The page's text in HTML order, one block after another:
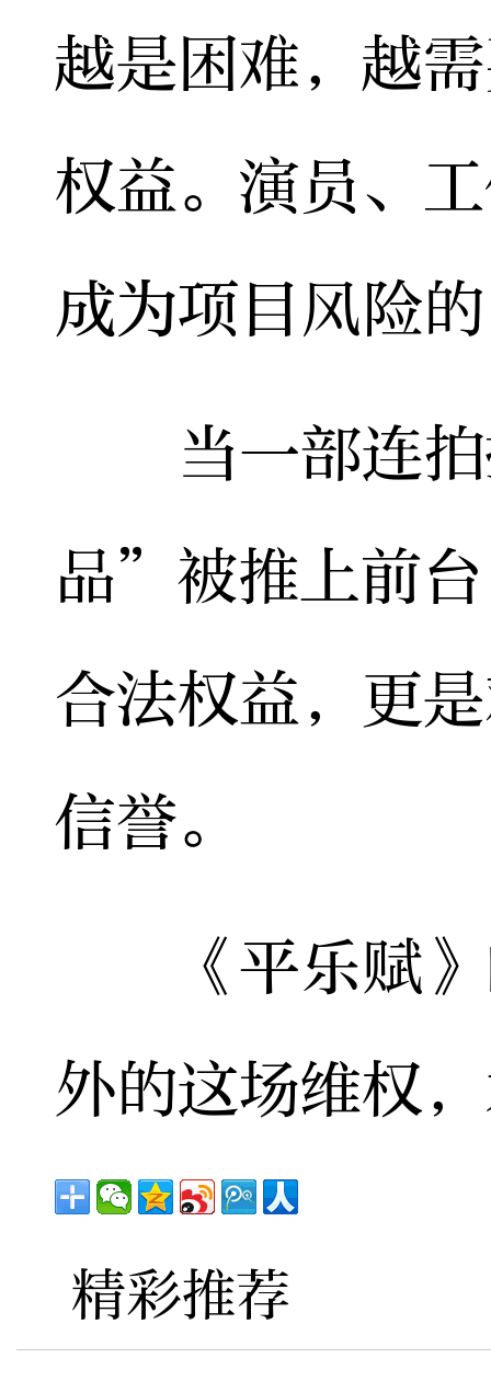
越是困难，越
权益。演员、
成为项目风险
当一部连拍
品”被推上前
合法权益，更
信誉。
《平乐赋》
外的这场维权
精彩推荐